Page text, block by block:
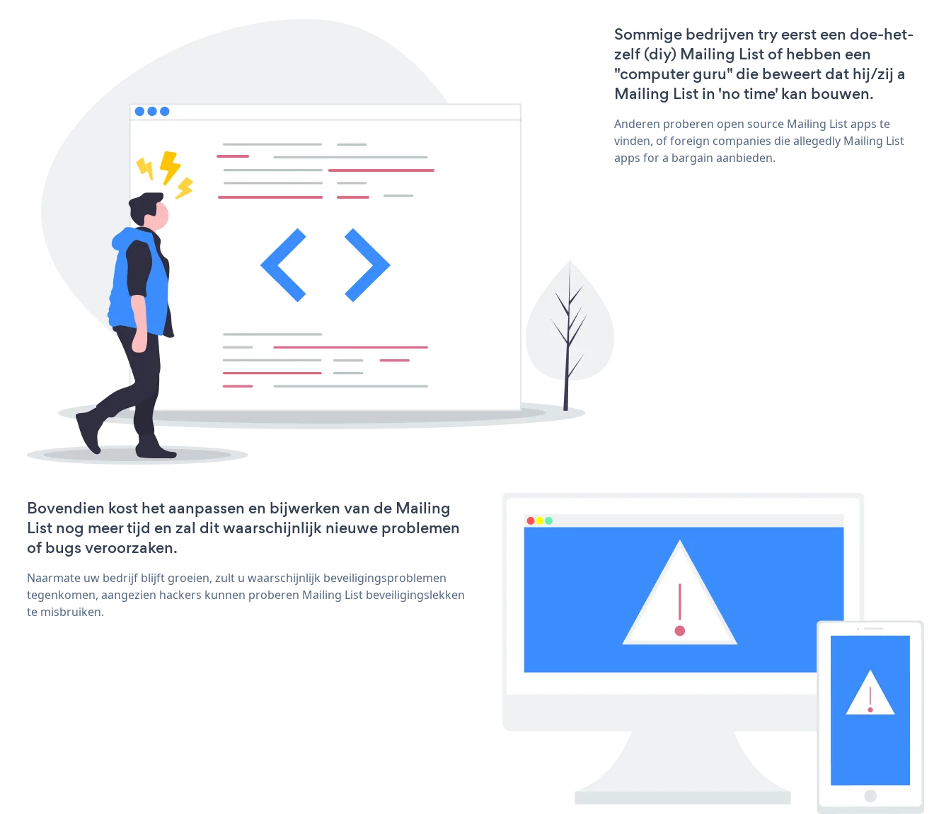
Sommige bedrijven try eerst een doe-het-
zelf (diy) Mailing List of hebben een
"computer guru" die beweert dat hij/zij a
Mailing List in 'no time' kan bouwen.
Anderen proberen open source Mailing List apps te
vinden, of foreign companies die allegedly Mailing List
apps for a bargain aanbieden.
Bovendien kost het aanpassen en bijwerken van de Mailing
List nog meer tijd en zal dit waarschijnlijk nieuwe problemen
of bugs veroorzaken.
Naarmate uw bedrijf blijft groeien, zult u waarschijnlijk beveiligingsproblemen
tegenkomen, aangezien hackers kunnen proberen Mailing List beveiligingslekken
te misbruiken.